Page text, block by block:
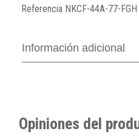
Referencia NKCF-44A-77-FGH
Información adicional
Opiniones del